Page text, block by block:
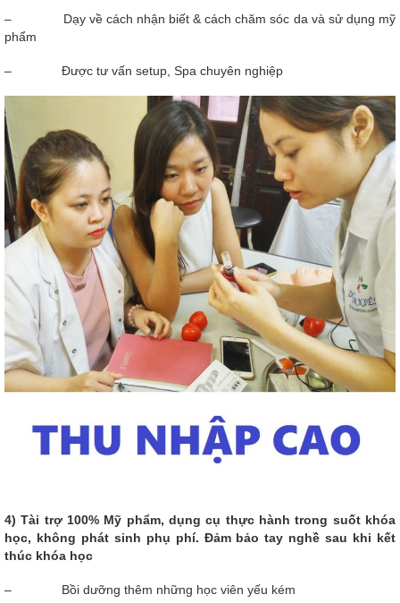
– Dạy về cách nhận biết & cách chăm sóc da và sử dụng mỹ
phẩm
– Được tư vấn setup, Spa chuyên nghiệp
4) Tài trợ 100% Mỹ phẩm, dụng cụ thực hành trong suốt khóa
học, không phát sinh phụ phí. Đảm bảo tay nghề sau khi kết
thúc khóa học
– Bồi dưỡng thêm những học viên yếu kém